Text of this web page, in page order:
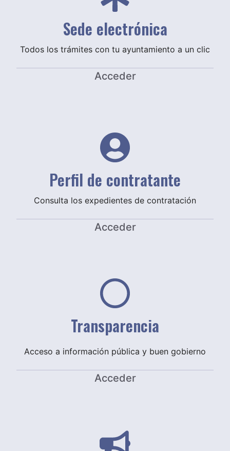
Sede electrónica
Todos los trámites con tu ayuntamiento a un clic
Acceder
Perfil de contratante
Consulta los expedientes de contratación
Acceder
Transparencia
Acceso a información pública y buen gobierno
Acceder